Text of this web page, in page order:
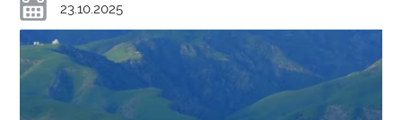
23.10.2025